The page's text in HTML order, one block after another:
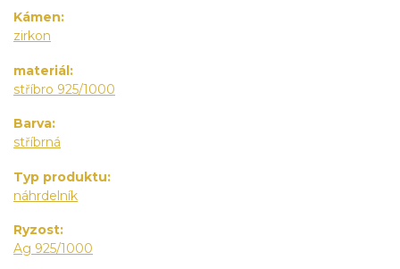
Kámen
zirkon
materiál
stříbro 925/1000
Barva
stříbrná
Typ produktu
náhrdelník
Ryzost
Ag 925/1000